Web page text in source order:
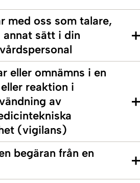
med oss som talare,
annat sätt i din
eller omnämns i en
reaktion i
av
(vigilans)
begäran från en